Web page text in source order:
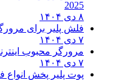
فلش پلیر برای مرورگرهای
مرورگر محبوب اینترنت
پوت پلیر پخش انواع فایل